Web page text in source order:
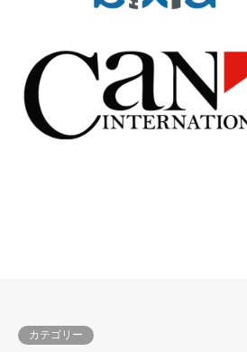
カテゴリー